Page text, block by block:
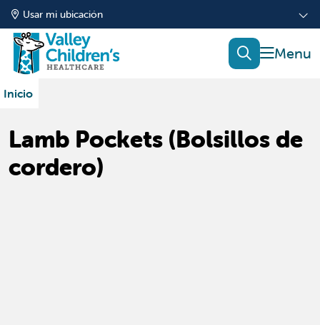
Usar mi ubicación
mostrar
buscar
Inicio
Lamb Pockets (Bolsillos de
cordero)